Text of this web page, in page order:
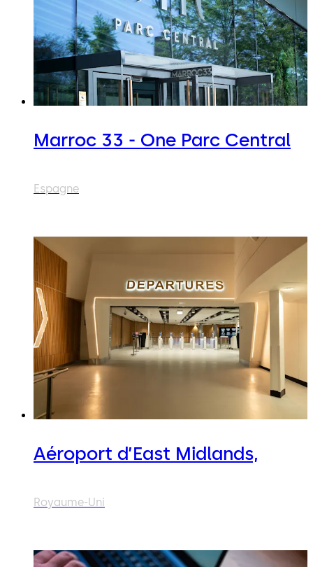
Marroc 33 - One Parc Central
Espagne
Aéroport d’East Midlands,
Royaume-Uni